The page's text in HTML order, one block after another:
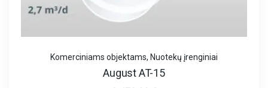
Komerciniams objektams, Nuotekų įrenginiai
August AT-15